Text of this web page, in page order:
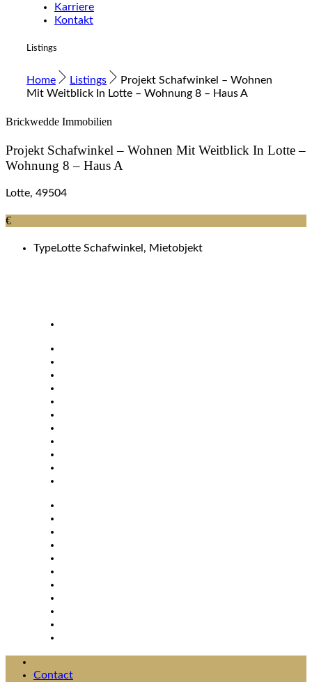
Karriere
Kontakt
Listings
Home Listings
Projekt Schafwinkel – Wohnen
Mit Weitblick In Lotte – Wohnung 8 – Haus A
Brickwedde Immobilien
Projekt Schafwinkel – Wohnen Mit Weitblick In Lotte –
Wohnung 8 – Haus A
Lotte, 49504
€
TypeLotte Schafwinkel, Mietobjekt
Contact